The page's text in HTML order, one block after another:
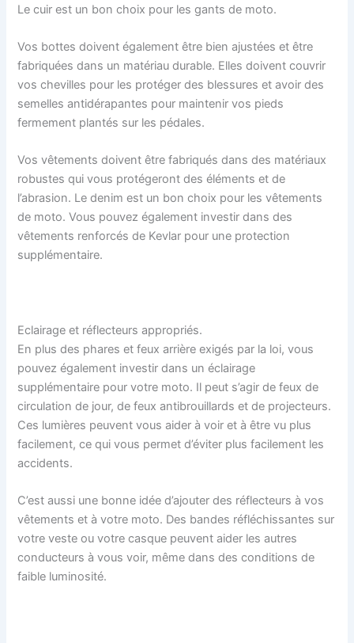
Le cuir est un bon choix pour les gants de moto.
Vos bottes doivent également être bien ajustées et être
fabriquées dans un matériau durable. Elles doivent couvrir
vos chevilles pour les protéger des blessures et avoir des
semelles antidérapantes pour maintenir vos pieds
fermement plantés sur les pédales.
Vos vêtements doivent être fabriqués dans des matériaux
robustes qui vous protégeront des éléments et de
l’abrasion. Le denim est un bon choix pour les vêtements
de moto. Vous pouvez également investir dans des
vêtements renforcés de Kevlar pour une protection
supplémentaire.
Eclairage et réflecteurs appropriés.
En plus des phares et feux arrière exigés par la loi, vous
pouvez également investir dans un éclairage
supplémentaire pour votre moto. Il peut s’agir de feux de
circulation de jour, de feux antibrouillards et de projecteurs.
Ces lumières peuvent vous aider à voir et à être vu plus
facilement, ce qui vous permet d’éviter plus facilement les
accidents.
C’est aussi une bonne idée d’ajouter des réflecteurs à vos
vêtements et à votre moto. Des bandes réfléchissantes sur
votre veste ou votre casque peuvent aider les autres
conducteurs à vous voir, même dans des conditions de
faible luminosité.